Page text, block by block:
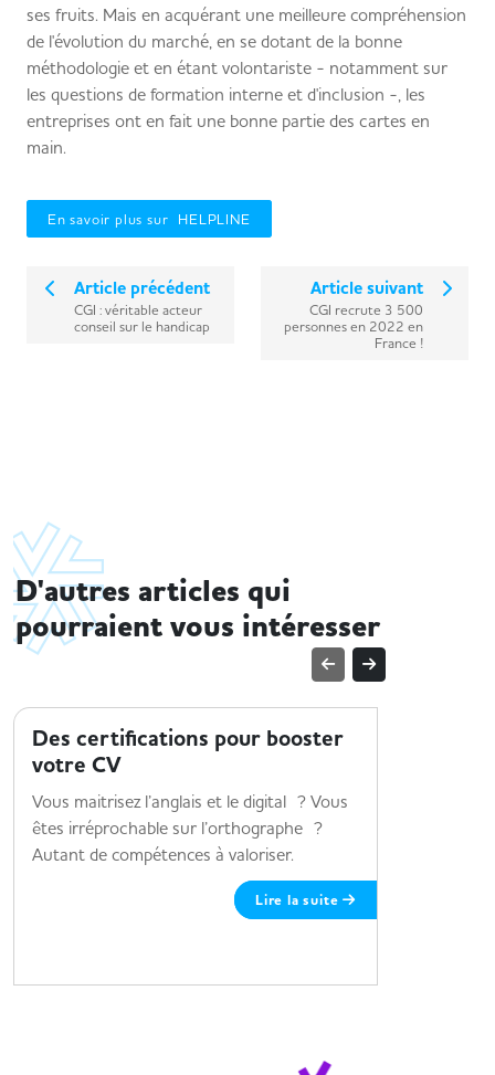
ses fruits. Mais en acquérant une meilleure compréhension
de l'évolution du marché, en se dotant de la bonne
méthodologie et en étant volontariste - notamment sur
les questions de formation interne et d'inclusion -, les
entreprises ont en fait une bonne partie des cartes en
main.
En savoir plus sur HELPLINE
Article précédent
CGI : véritable acteur
conseil sur le handicap
Article suivant
CGI recrute 3 500
personnes en 2022 en
France !
D'autres articles qui
pourraient vous intéresser
Des certifications pour booster
votre CV
Vous maitrisez l’anglais et le digital ? Vous
êtes irréprochable sur l’orthographe ?
Autant de compétences à valoriser.
Lire la suite